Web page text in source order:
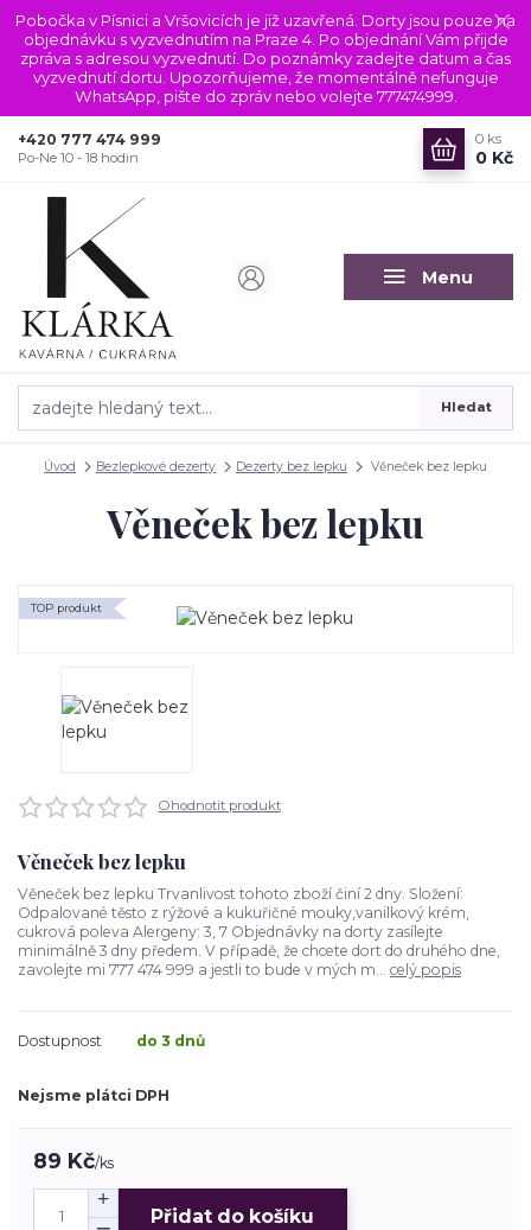
Pobočka v Písnici a Vršovicích je již uzavřená. Dorty jsou pouze na
objednávku s vyzvednutím na Praze 4. Po objednání Vám přijde
zpráva s adresou vyzvednutí. Do poznámky zadejte datum a čas
vyzvednutí dortu. Upozorňujeme, že momentálně nefunguje
WhatsApp, pište do zpráv nebo volejte 777474999.
Menu
Hledat
+420 777 474 999
Po-Ne 10 - 18 hodin
0 ks
0 Kč
Úvod Bezlepkové dezerty Dezerty bez lepku Věneček bez lepku
Věneček bez lepku
TOP produkt
Ohodnotit produkt
Věneček bez lepku
Věneček bez lepku Trvanlivost tohoto zboží činí 2 dny. Složení:
Odpalované těsto z rýžové a kukuřičné mouky,vanilkový krém,
cukrová poleva Alergeny: 3, 7 Objednávky na dorty zasílejte
minimálně 3 dny předem. V případě, že chcete dort do druhého dne,
zavolejte mi 777 474 999 a jestli to bude v mých m... celý popis
Dostupnost do 3 dnů
Nejsme plátci DPH
89 Kč/ks
Přidat do košíku